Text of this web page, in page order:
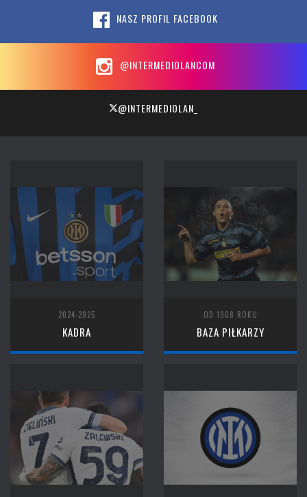
NASZ PROFIL FACEBOOK
@INTERMEDIOLANCOM
@INTERMEDIOLAN_
2024-2025
KADRA
OD 1908 ROKU
BAZA PIŁKARZY